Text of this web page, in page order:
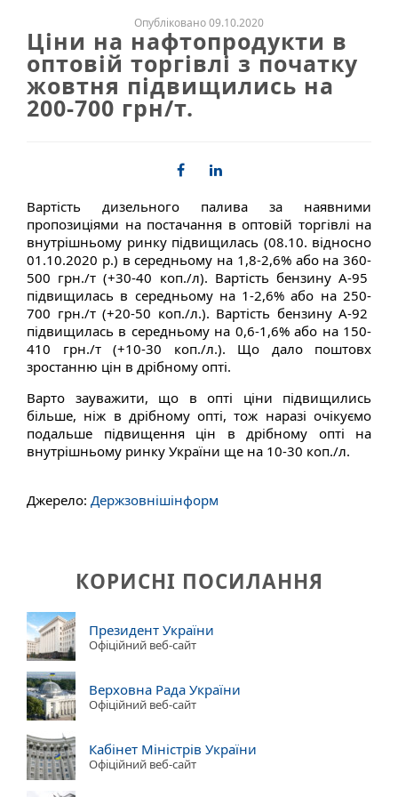
Опубліковано 09.10.2020
Ціни на нафтопродукти в
оптовій торгівлі з початку
жовтня підвищились на
200-700 грн/т.
Вартість дизельного палива за наявними
пропозиціями на постачання в оптовій торгівлі на
внутрішньому ринку підвищилась (08.10. відносно
01.10.2020 р.) в середньому на 1,8-2,6% або на 360-
500 грн./т (+30-40 коп./л). Вартість бензину А-95
підвищилась в середньому на 1-2,6% або на 250-
700 грн./т (+20-50 коп./л.). Вартість бензину А-92
підвищилась в середньому на 0,6-1,6% або на 150-
410 грн./т (+10-30 коп./л.). Що дало поштовх
зростанню цін в дрібному опті.
Варто зауважити, що в опті ціни підвищились
більше, ніж в дрібному опті, тож наразі очікуємо
подальше підвищення цін в дрібному опті на
внутрішньому ринку України ще на 10-30 коп./л.
Джерело: Держзовнішінформ
КОРИСНІ ПОСИЛАННЯ
Президент України
Офіційний веб-сайт
Верховна Рада України
Офіційний веб-сайт
Кабінет Міністрів України
Офіційний веб-сайт